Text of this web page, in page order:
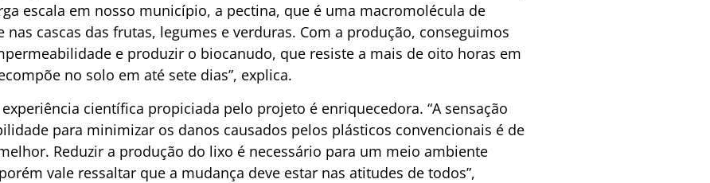
escala em nosso município, a pectina, que é uma macromolécula de
cascas das frutas, legumes e verduras. Com a produção, conseguimos
e produzir o biocanudo, que resiste a mais de oito horas em
no solo em até sete dias”, explica.
científica propiciada pelo projeto é enriquecedora. “A sensação
para minimizar os danos causados pelos plásticos convencionais é de
Reduzir a produção do lixo é necessário para um meio ambiente
vale ressaltar que a mudança deve estar nas atitudes de todos”,